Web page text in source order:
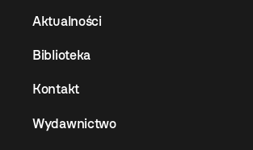
Aktualności
Biblioteka
Kontakt
Wydawnictwo